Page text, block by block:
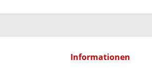
Informationen